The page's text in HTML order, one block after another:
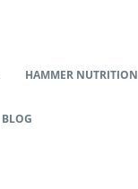
HAMMER NUTRITION
BLOG